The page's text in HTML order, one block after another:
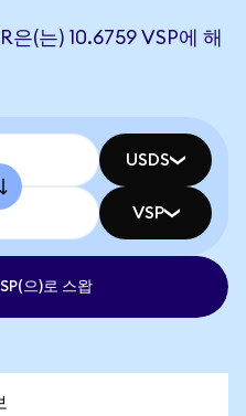
은(는) 10.6759 VSP에 해
USDS
VSP
으)로 스왑